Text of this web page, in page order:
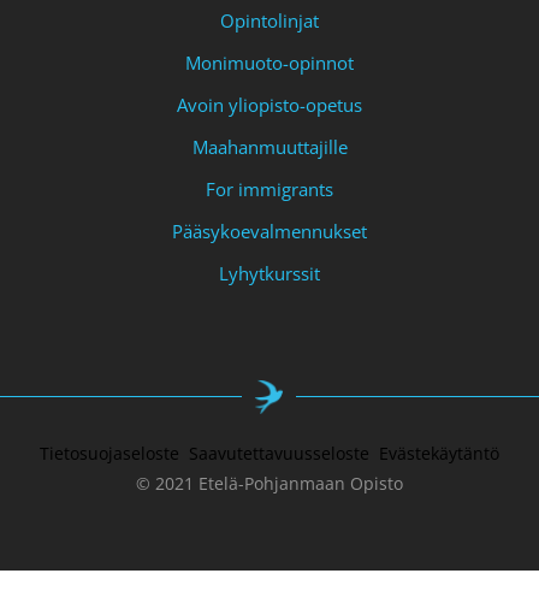
Opintolinjat
Monimuoto-opinnot
Avoin yliopisto-opetus
Maahanmuuttajille
For immigrants
Pääsykoevalmennukset
Lyhytkurssit
Tietosuojaseloste Saavutettavuusseloste Evästekäytäntö
© 2021 Etelä-Pohjanmaan Opisto